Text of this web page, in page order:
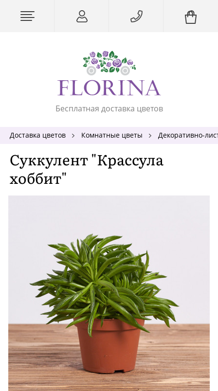
Бесплатная доставка цветов
Доставка цветов Комнатные цветы Декоративно-
Суккулент "Крассула
хоббит"